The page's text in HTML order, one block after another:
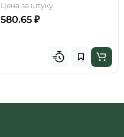
Цена за штуку
580.65 ₽